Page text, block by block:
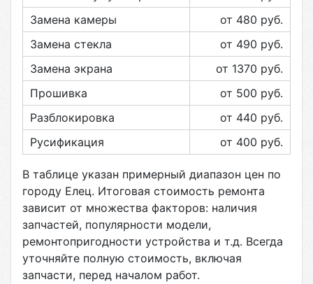
Замена камеры
от 480 руб.
Замена стекла
от 490 руб.
Замена экрана
от 1370 руб.
Прошивка
от 500 руб.
Разблокировка
от 440 руб.
Русификация
от 400 руб.
В таблице указан примерный диапазон цен по
городу Елец. Итоговая стоимость ремонта
зависит от множества факторов: наличия
запчастей, популярности модели,
ремонтопригодности устройства и т.д. Всегда
уточняйте полную стоимость, включая
запчасти, перед началом работ.